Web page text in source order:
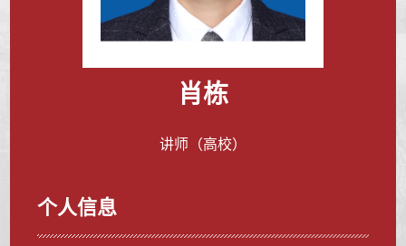
肖栋
讲师（高校）
个人信息